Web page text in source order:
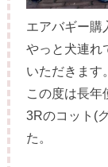
エアバギー購
やっと犬連れ
いただきます。
この度は長年
3Rのコット(
た。